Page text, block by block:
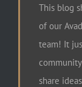
This blog
of our
team! It
share